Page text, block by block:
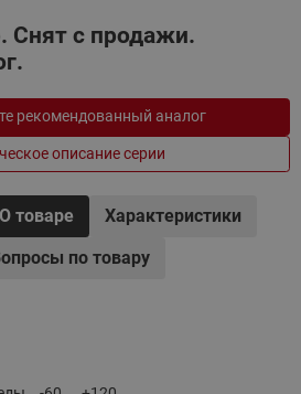
Снят с продажи.
рекомендованный аналог
описание серии
О товаре
Характеристики
по товару